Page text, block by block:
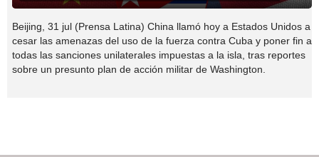
Beijing, 31 jul (Prensa Latina) China llamó hoy a Estados Unidos a
cesar las amenazas del uso de la fuerza contra Cuba y poner fin a
todas las sanciones unilaterales impuestas a la isla, tras reportes
sobre un presunto plan de acción militar de Washington.